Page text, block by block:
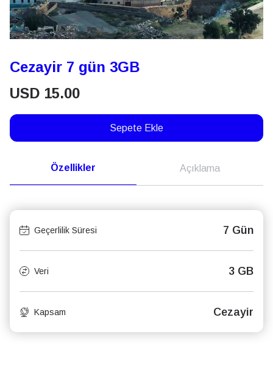
Cezayir 7 gün 3GB
USD 15.00
Sepete Ekle
Özellikler Açıklama
Geçerlilik Süresi 7 Gün
Veri 3 GB
Kapsam Cezayir